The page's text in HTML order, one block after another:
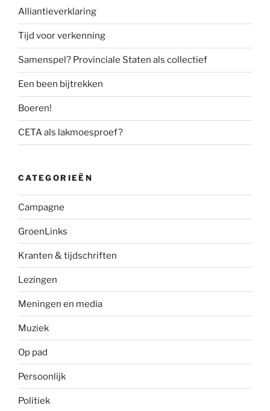
Alliantieverklaring
Tijd voor verkenning
Samenspel? Provinciale Staten als collectief
Een been bijtrekken
Boeren!
CETA als lakmoesproef?
CATEGORIEËN
Campagne
GroenLinks
Kranten & tijdschriften
Lezingen
Meningen en media
Muziek
Op pad
Persoonlijk
Politiek